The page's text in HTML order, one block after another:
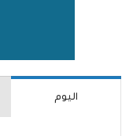
اليوم